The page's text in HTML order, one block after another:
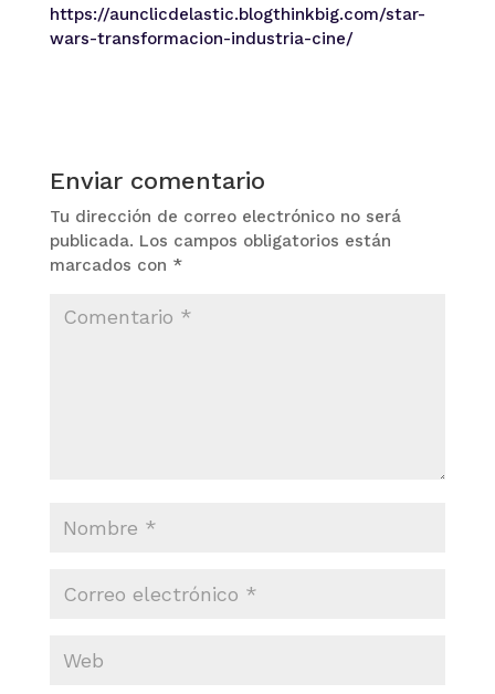
https://aunclicdelastic.blogthinkbig.com/star-
wars-transformacion-industria-cine/
Enviar comentario
Tu dirección de correo electrónico no será
publicada. Los campos obligatorios están
marcados con *